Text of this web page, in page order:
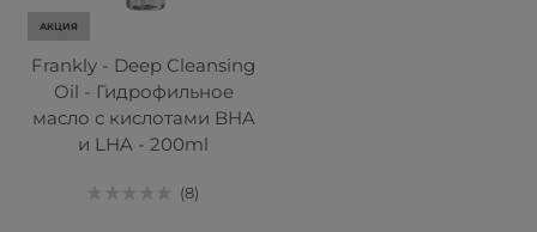
АКЦИЯ
Frankly - Deep Cleansing
Oil - Гидрофильное
масло с кислотами BHA
и LHA - 200ml
8